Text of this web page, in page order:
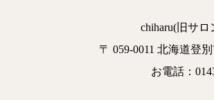
chiharu(旧サ
〒 059-0011 北海道登
お電話：